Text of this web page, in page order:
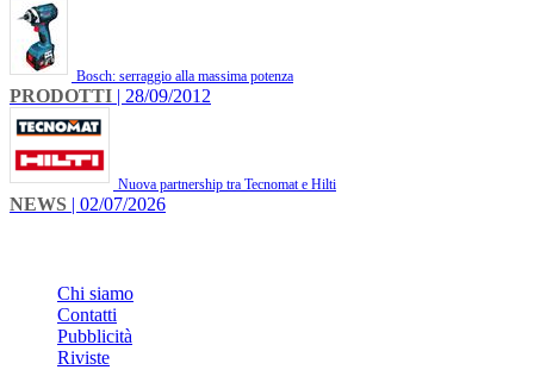
Bosch: serraggio alla massima potenza
PRODOTTI | 28/09/2012
Nuova partnership tra Tecnomat e Hilti
NEWS | 02/07/2026
Chi siamo
Contatti
Pubblicità
Riviste